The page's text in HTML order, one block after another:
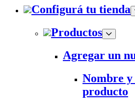
Configurá tu tienda
Productos
Agregar un
Nombre y
producto